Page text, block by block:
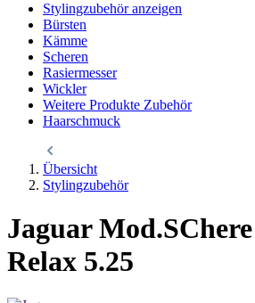
Stylingzubehör anzeigen
Bürsten
Kämme
Scheren
Rasiermesser
Wickler
Weitere Produkte Zubehör
Haarschmuck
Übersicht
Stylingzubehör
Jaguar
Relax 5.25